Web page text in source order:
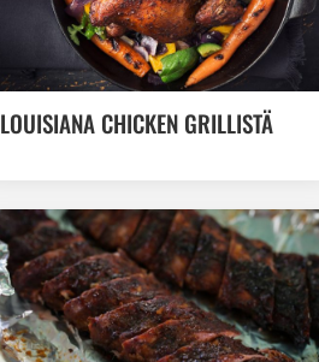
LOUISIANA CHICKEN GRILLISTÄ